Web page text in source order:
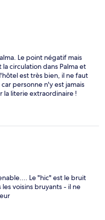
Le point négatif mais
circulation dans Palma et
est très bien, il ne faut
personne n'y est jamais
literie extraordinaire !
Le "hic" est le bruit
voisins bruyants - il ne